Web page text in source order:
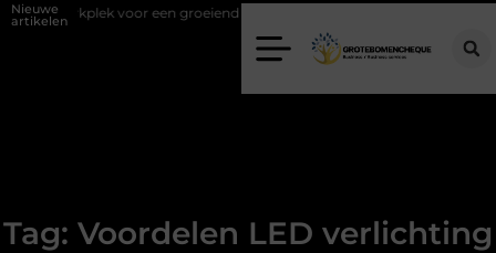
Nieuwe
artikelen
werkplek voor een groeiend team
Tag: Voordelen LED verlichting